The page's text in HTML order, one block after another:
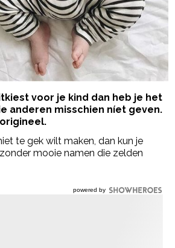
voor je kind dan heb je het
anderen misschien níet geven.
te gek wilt maken, dan kun je
mooie namen die zelden
powered by